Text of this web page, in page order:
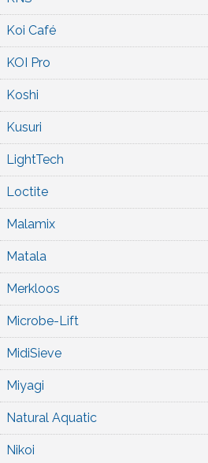
Koi Café
KOI Pro
Koshi
Kusuri
LightTech
Loctite
Malamix
Matala
Merkloos
Microbe-Lift
MidiSieve
Miyagi
Natural Aquatic
Nikoi